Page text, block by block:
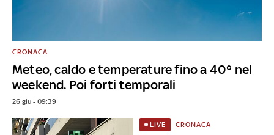
Meteo, caldo e temperature fino a 40° nel
weekend. Poi forti temporali
CRONACA
26 giu - 09:39
LIVE CRONACA